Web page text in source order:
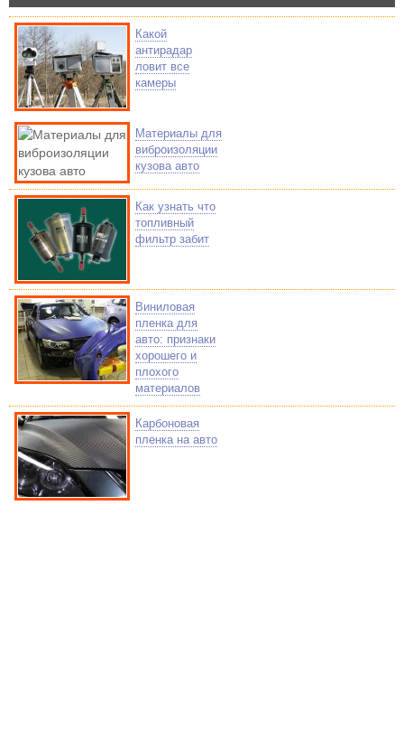
Какой
антирадар
ловит все
камеры
Материалы для
виброизоляции
кузова авто
Как узнать что
топливный
фильтр забит
Виниловая
пленка для
авто: признаки
хорошего и
плохого
материалов
Карбоновая
пленка на авто